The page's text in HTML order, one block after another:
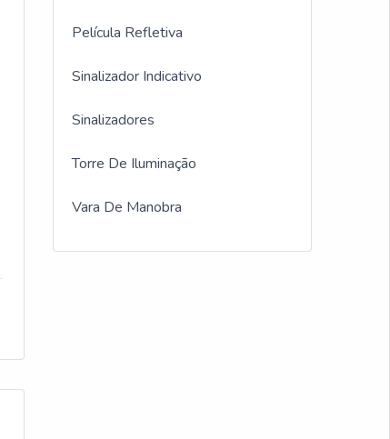
Película Refletiva
Sinalizador Indicativo
Sinalizadores
Torre De Iluminação
Vara De Manobra